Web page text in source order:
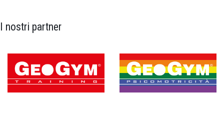
I nostri partner